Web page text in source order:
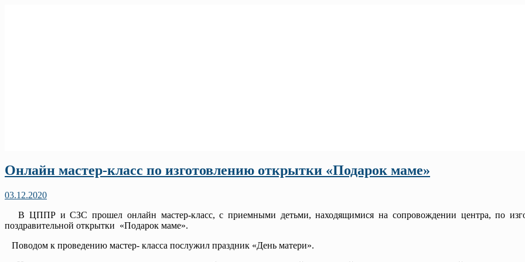
Онлайн мастер-класс по изготовлению открытки «Подарок маме»
03.12.2020
В ЦППР и СЗС прошел онлайн мастер-класс, с приемными детьми, находящимися на сопровождении центра, по
поздравительной открытки «Подарок маме».
Поводом к проведению мастер- класса послужил праздник «День матери».